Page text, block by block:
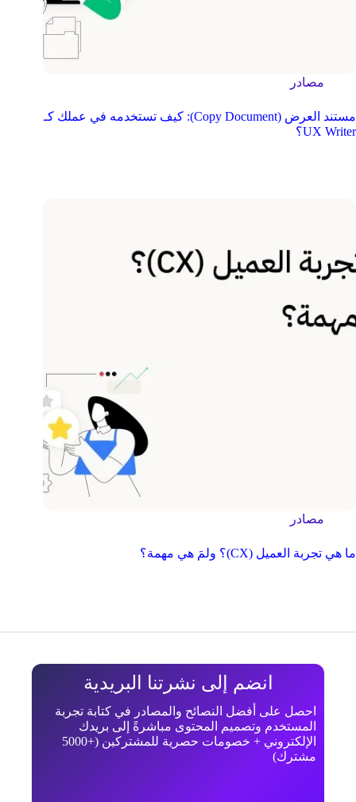
مصادر
مستند العرض (Copy Document): كيف تستخدمه في عملك كـ
UX Writer؟
مصادر
ما هي تجربة العميل (CX)؟ ولمَ هي مهمة؟
انضم إلى نشرتنا البريدية
احصل على أفضل النصائح والمصادر في كتابة تجربة
المستخدم وتصميم المحتوى مباشرةً إلى بريدك
الإلكتروني + خصومات حصرية للمشتركين (+5000
مشترك)